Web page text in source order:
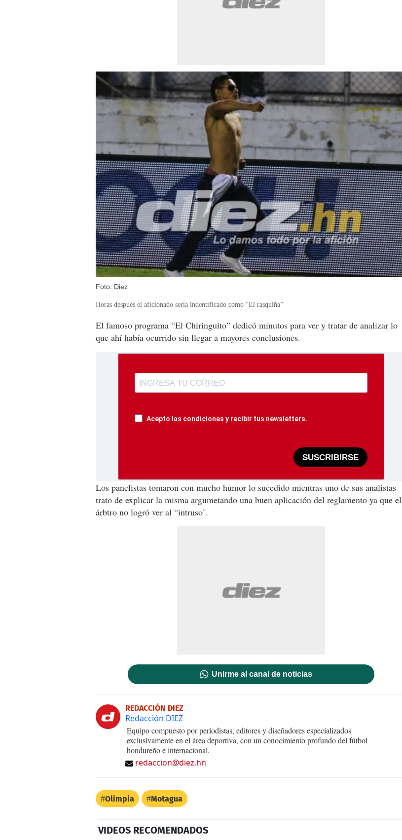
Foto: Diez
Horas después el aficionado sería indentificado como “El rasquiña”
El famoso programa “El Chiringuito” dedicó minutos para ver y tratar de analizar lo
que ahí había ocurrido sin llegar a mayores conclusiones.
Acepto las condiciones y recibir tus newsletters.
SUSCRIBIRSE
Los panelistas tomaron con mucho humor lo sucedido mientras uno de sus analistas
trato de explicar la misma argumetando una buen aplicación del reglamento ya que el
árbtro no logró ver al “intruso¨.
Unirme al canal de noticias
REDACCIÓN DIEZ
Redacción DIEZ
Equipo compuesto por periodistas, editores y diseñadores especializados
exclusivamente en el área deportiva, con un conocimiento profundo del fútbol
hondureño e internacional.
redaccion@diez.hn
Olimpia Motagua
VIDEOS RECOMENDADOS